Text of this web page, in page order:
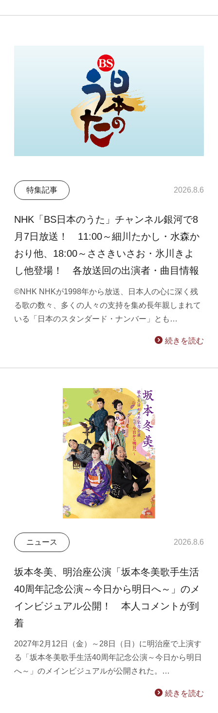
特集記事 2026.8.6
NHK「BS日本のうた」チャンネル銀河で8
月7日放送！ 11:00～細川たかし・水森か
おり他、18:00～ささきいさお・氷川きよ
し他登場！ 各放送回の出演者・曲目情報
©NHK NHKが1998年から放送、日本人の心に深く残
る歌の数々、多くの人々の支持を集め長年親しまれて
いる「日本のスタンダード・ナンバー」とも…
続きを読む
ニュース 2026.8.6
坂本冬美、明治座公演「坂本冬美歌手生活
40周年記念公演～今日から明日へ～」のメ
インビジュアル公開！ 本人コメントが到
着
2027年2月12日（金）～28日（日）に明治座で上演す
る「坂本冬美歌手生活40周年記念公演～今日から明日
へ～」のメインビジュアルが公開された。…
続きを読む